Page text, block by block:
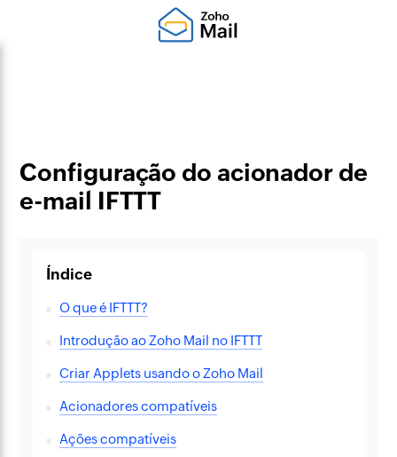
Configuração do acionador de
e-mail IFTTT
Índice
O que é IFTTT?
Introdução ao Zoho Mail no IFTTT
Criar Applets usando o Zoho Mail
Acionadores compatíveis
Ações compatíveis